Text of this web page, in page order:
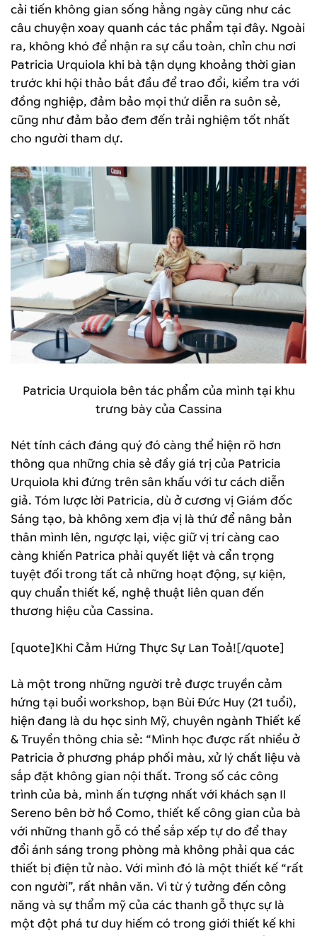
cải tiến không gian sống hằng ngày cũng như các
câu chuyện xoay quanh các tác phẩm tại đây. Ngoài
ra, không khó để nhận ra sự cầu toàn, chỉn chu nơi
Patricia Urquiola khi bà tận dụng khoảng thời gian
trước khi hội thảo bắt đầu để trao đổi, kiểm tra với
đồng nghiệp, đảm bảo mọi thứ diễn ra suôn sẻ,
cũng như đảm bảo đem đến trải nghiệm tốt nhất
cho người tham dự.
Patricia Urquiola bên tác phẩm của mình tại khu
trưng bày của Cassina
Nét tính cách đáng quý đó càng thể hiện rõ hơn
thông qua những chia sẻ đầy giá trị của Patricia
Urquiola khi đứng trên sân khấu với tư cách diễn
giả. Tóm lược lời Patricia, dù ở cương vị Giám đốc
Sáng tạo, bà không xem địa vị là thứ để nâng bản
thân mình lên, ngược lại, việc giữ vị trí càng cao
càng khiến Patrica phải quyết liệt và cẩn trọng
tuyệt đối trong tất cả những hoạt động, sự kiện,
quy chuẩn thiết kế, nghệ thuật liên quan đến
thương hiệu của Cassina.
[quote]Khi Cảm Hứng Thực Sự Lan Toả![/quote]
Là một trong những người trẻ được truyền cảm
hứng tại buổi workshop, bạn Bùi Đức Huy (21 tuổi),
hiện đang là du học sinh Mỹ, chuyên ngành Thiết kế
& Truyền thông chia sẻ: “Mình học được rất nhiều ở
Patricia ở phương pháp phối màu, xử lý chất liệu và
sắp đặt không gian nội thất. Trong số các công
trình của bà, mình ấn tượng nhất với khách sạn Il
Sereno bên bờ hồ Como, thiết kế công gian của bà
với những thanh gỗ có thể sắp xếp tự do để thay
đổi ánh sáng trong phòng mà không phải qua các
thiết bị điện tử nào. Với mình đó là một thiết kế “rất
con người”, rất nhân văn. Vì từ ý tưởng đến công
năng và sự thẩm mỹ của các thanh gỗ thực sự là
một đột phá tư duy hiếm có trong giới thiết kế khi